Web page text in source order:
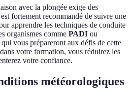
avec la plongée exige des
fortement recommandé de suivre une
apprendre les techniques de conduite
organismes comme PADI ou
vous prépareront aux défis de cette
votre formation, vous réduirez les
votre confiance.
météorologiques